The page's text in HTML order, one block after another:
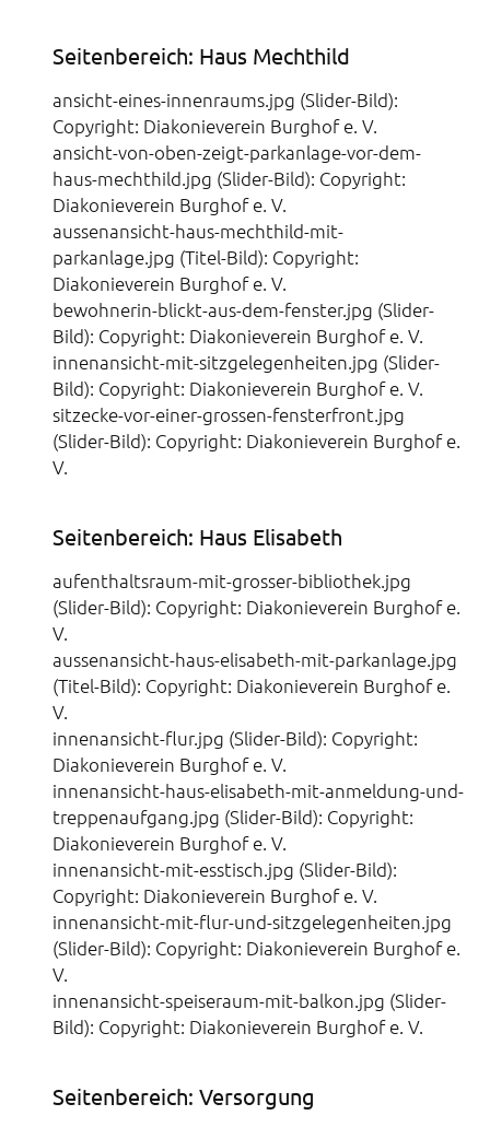
Seitenbereich: Haus Mechthild
ansicht-eines-innenraums.jpg (Slider-Bild):
Copyright: Diakonieverein Burghof e. V.
ansicht-von-oben-zeigt-parkanlage-vor-dem-
haus-mechthild.jpg (Slider-Bild): Copyright:
Diakonieverein Burghof e. V.
aussenansicht-haus-mechthild-mit-
parkanlage.jpg (Titel-Bild): Copyright:
Diakonieverein Burghof e. V.
bewohnerin-blickt-aus-dem-fenster.jpg (Slider-
Bild): Copyright: Diakonieverein Burghof e. V.
innenansicht-mit-sitzgelegenheiten.jpg (Slider-
Bild): Copyright: Diakonieverein Burghof e. V.
sitzecke-vor-einer-grossen-fensterfront.jpg
(Slider-Bild): Copyright: Diakonieverein Burghof e.
V.
Seitenbereich: Haus Elisabeth
aufenthaltsraum-mit-grosser-bibliothek.jpg
(Slider-Bild): Copyright: Diakonieverein Burghof e.
V.
aussenansicht-haus-elisabeth-mit-parkanlage.jpg
(Titel-Bild): Copyright: Diakonieverein Burghof e.
V.
innenansicht-flur.jpg (Slider-Bild): Copyright:
Diakonieverein Burghof e. V.
innenansicht-haus-elisabeth-mit-anmeldung-und-
treppenaufgang.jpg (Slider-Bild): Copyright:
Diakonieverein Burghof e. V.
innenansicht-mit-esstisch.jpg (Slider-Bild):
Copyright: Diakonieverein Burghof e. V.
innenansicht-mit-flur-und-sitzgelegenheiten.jpg
(Slider-Bild): Copyright: Diakonieverein Burghof e.
V.
innenansicht-speiseraum-mit-balkon.jpg (Slider-
Bild): Copyright: Diakonieverein Burghof e. V.
Seitenbereich: Versorgung